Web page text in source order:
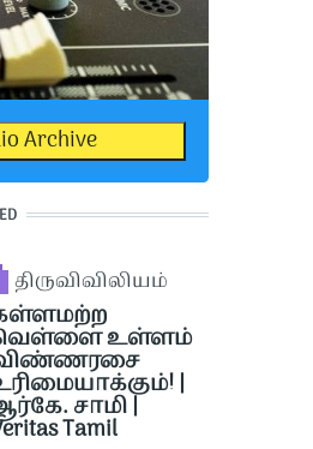
Archive
திருவிவிலியம்
உள்ளம்
|
சாமி |
Tamil